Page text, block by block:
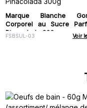
Marque Blanche
Corporel au Sucre
Pinacolada 300g
FSBSUL-03 Voir